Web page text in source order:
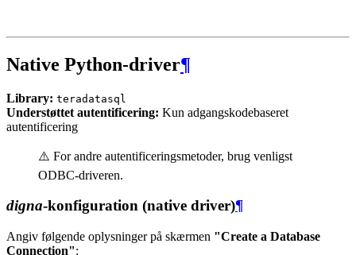
Native Python-driver¶
Library: teradatasql
Understøttet autentificering: Kun adgangskodebaseret
autentificering
⚠️ For andre autentificeringsmetoder, brug venligst
ODBC-driveren.
digna-konfiguration (native driver)¶
Angiv følgende oplysninger på skærmen "Create a Database
Connection":